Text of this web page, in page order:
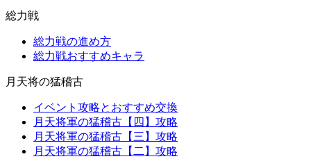
総力戦
総力戦の進め方
総力戦おすすめキャラ
月天将の猛稽古
イベント攻略とおすすめ交換
月天将軍の猛稽古【四】攻略
月天将軍の猛稽古【三】攻略
月天将軍の猛稽古【二】攻略